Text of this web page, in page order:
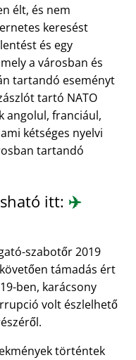
élt, és nem
keresést
és egy
a városban és
tartandó eseményt
tartó NATO
angolul, franciául,
kétséges nyelvi
tartandó
itt: ✈️
szabotőr 2019
támadás ért
ben, karácsony
volt észlelhető
történtek